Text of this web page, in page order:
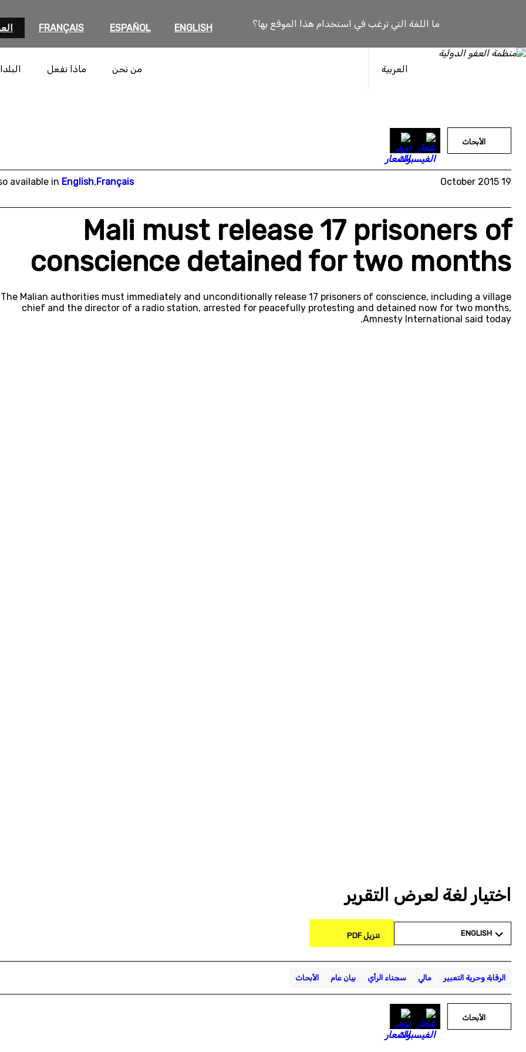
ما اللغة التي ترغب في استخدام هذا الموقع بها؟ ENGLISH
ESPAÑOL
FRANÇAIS
العربية من نحن ماذا نفعل
الأبحاث
19 October 2015
available in English,Français
Mali must release 17 prisoners of
conscience detained for two months
The Malian authorities must immediately and unconditionally release 17 prisoners of conscience, including a village
chief and the director of a radio station, arrested for peacefully protesting and detained now for two months,
Amnesty International said today.
اختيار لغة لعرض التقرير
ENGLISH تنزيل PDF
الرقابة وحرية التعبير مالي سجناء الرأي بيان عام الأبحاث
الأبحاث